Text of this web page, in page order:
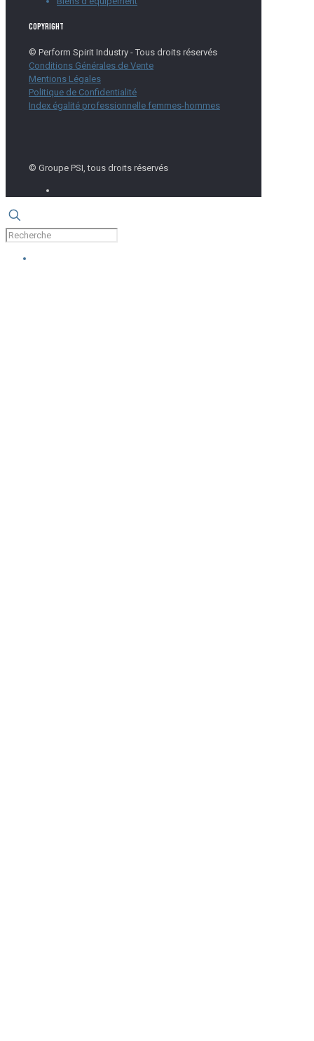
Copyright
© Perform Spirit Industry - Tous droits réservés
Conditions Générales de Vente
Mentions Légales
Politique de Confidentialité
Index égalité professionnelle femmes-hommes
© Groupe PSI, tous droits réservés